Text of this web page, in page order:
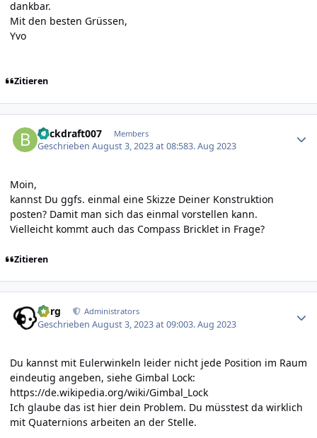
dankbar.
Mit den besten Grüssen,
Yvo
Zitieren
Backdraft007 Members
GeschriebenAugust 3, 2023 at 08:583. Aug 2023
Moin,
kannst Du ggfs. einmal eine Skizze Deiner Konstruktion
posten? Damit man sich das einmal vorstellen kann.
Vielleicht kommt auch das Compass Bricklet in Frage?
Zitieren
borg Administrators
GeschriebenAugust 3, 2023 at 09:003. Aug 2023
Du kannst mit Eulerwinkeln leider nicht jede Position im Raum
eindeutig angeben, siehe Gimbal Lock:
https://de.wikipedia.org/wiki/Gimbal_Lock
Ich glaube das ist hier dein Problem. Du müsstest da wirklich
mit Quaternions arbeiten an der Stelle.